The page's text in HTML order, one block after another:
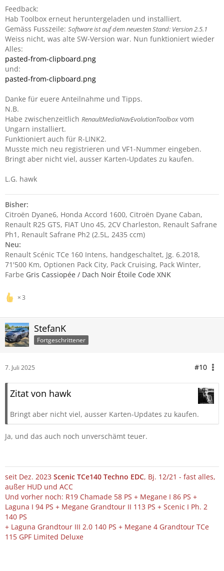
Feedback:
Hab Toolbox erneut heruntergeladen und installiert.
Gemäss Fusszeile: Software ist auf dem neuesten Stand: Version 2.5.1
Weiss nicht, was alte SW-Version war. Nun funktioniert wieder
Alles:
pasted-from-clipboard.png
und:
pasted-from-clipboard.png
Danke für euere Anteilnahme und Tipps.
N.B.
Habe zwischenzeitlich RenaultMediaNavEvolutionToolboxvom
Ungarn installiert.
Funktioniert auch für R-LINK2.
Musste mich neu registrieren und VF1-Nummer eingeben.
Bringt aber nicht viel, ausser Karten-Updates zu kaufen.
L.G. hawk
Bisher:
Citroën Dyane6, Honda Accord 1600, Citroën Dyane Caban,
Renault R25 GTS, FIAT Uno 45, 2CV Charleston, Renault Safrane
Ph1, Renault Safrane Ph2 (2.5L, 2435 ccm)
Neu:
Renault Scénic TCe 160 Intens, handgeschaltet, Jg. 6.2018,
71'500 Km, Optionen Pack City, Pack Cruising, Pack Winter,
Farbe Gris Cassiopée / Dach Noir Étoile Code XNK
3
StefanK
Fortgeschrittener
7. Juli 2025 #10
Zitat von hawk
Bringt aber nicht viel, ausser Karten-Updates zu kaufen.
Ja, und das auch noch unverschämt teuer.
seit Dez. 2023 Scenic TCe140 Techno EDC, Bj. 12/21 - fast alles,
außer HUD und ACC
Und vorher noch: R19 Chamade 58 PS + Megane I 86 PS +
Laguna I 94 PS + Megane Grandtour II 113 PS + Scenic I Ph. 2
140 PS
+ Laguna Grandtour III 2.0 140 PS + Megane 4 Grandtour TCe
115 GPF Limited Deluxe